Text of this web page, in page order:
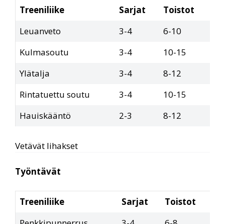
Treeniliike Sarjat
Toistot
Leuanveto
3-4
6-10
Kulmasoutu
3-4
10-15
Ylätalja
3-4
8-12
Rintatuettu soutu
3-4
10-15
Hauiskääntö
2-3 8-12
Vetävät lihakset
Työntävät
Treeniliike Sarjat
Toistot